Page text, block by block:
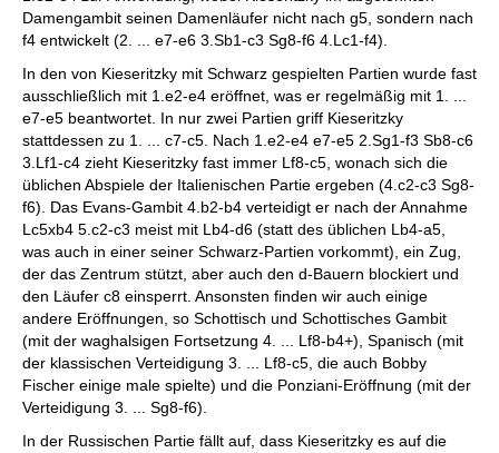
Damengambit seinen Damenläufer nicht nach g5, sondern nach
f4 entwickelt (2. ... e7-e6 3.Sb1-c3 Sg8-f6 4.Lc1-f4).
In den von Kieseritzky mit Schwarz gespielten Partien wurde fast
ausschließlich mit 1.e2-e4 eröffnet, was er regelmäßig mit 1. ...
e7-e5 beantwortet. In nur zwei Partien griff Kieseritzky
stattdessen zu 1. ... c7-c5. Nach 1.e2-e4 e7-e5 2.Sg1-f3 Sb8-c6
3.Lf1-c4 zieht Kieseritzky fast immer Lf8-c5, wonach sich die
üblichen Abspiele der Italienischen Partie ergeben (4.c2-c3 Sg8-
f6). Das Evans-Gambit 4.b2-b4 verteidigt er nach der Annahme
Lc5xb4 5.c2-c3 meist mit Lb4-d6 (statt des üblichen Lb4-a5,
was auch in einer seiner Schwarz-Partien vorkommt), ein Zug,
der das Zentrum stützt, aber auch den d-Bauern blockiert und
den Läufer c8 einsperrt. Ansonsten finden wir auch einige
andere Eröffnungen, so Schottisch und Schottisches Gambit
(mit der waghalsigen Fortsetzung 4. ... Lf8-b4+), Spanisch (mit
der klassischen Verteidigung 3. ... Lf8-c5, die auch Bobby
Fischer einige male spielte) und die Ponziani-Eröffnung (mit der
Verteidigung 3. ... Sg8-f6).
In der Russischen Partie fällt auf, dass Kieseritzky es auf die